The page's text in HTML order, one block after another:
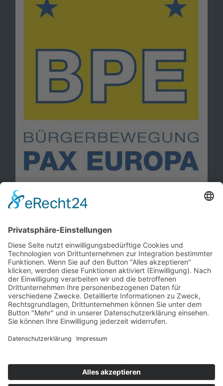
Kontakt
Mitglied werden!
Impressum
Datenschutz
Copyright 2023. All rights reserved.